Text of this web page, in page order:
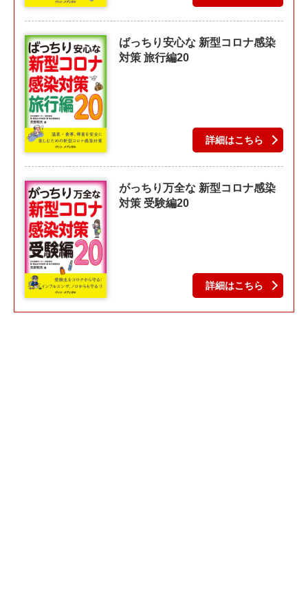
ばっちり安心な 新型コロナ感染
対策 旅行編20
詳細はこちら
がっちり万全な 新型コロナ感染
対策 受験編20
詳細はこちら